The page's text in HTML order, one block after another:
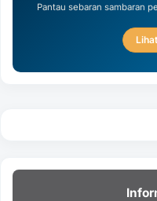
Pantau sebaran sambaran